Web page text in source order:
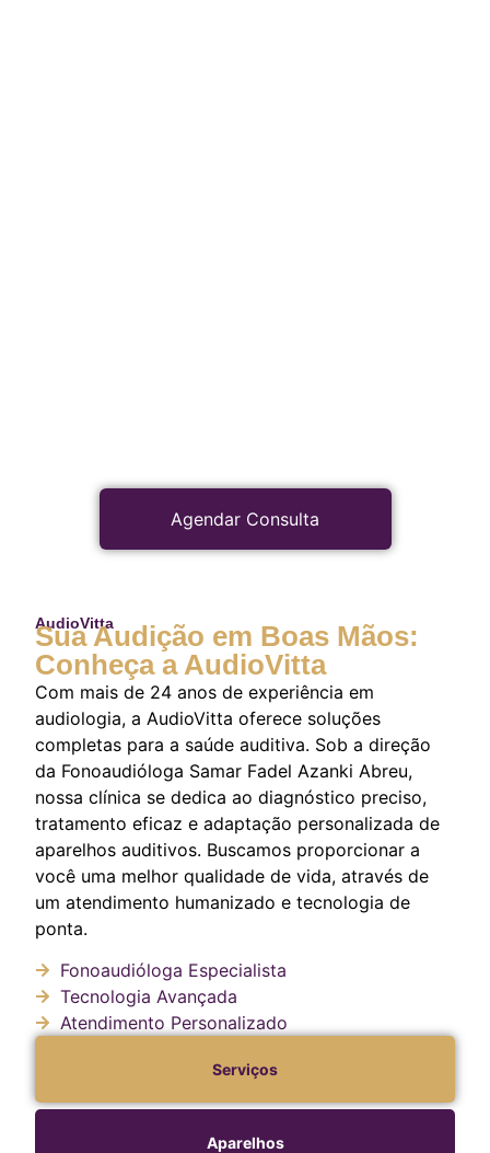
Agendar Consulta
AudioVitta
Sua Audição em Boas Mãos:
Conheça a AudioVitta
Com mais de 24 anos de experiência em
audiologia, a AudioVitta oferece soluções
completas para a saúde auditiva. Sob a direção
da Fonoaudióloga Samar Fadel Azanki Abreu,
nossa clínica se dedica ao diagnóstico preciso,
tratamento eficaz e adaptação personalizada de
aparelhos auditivos. Buscamos proporcionar a
você uma melhor qualidade de vida, através de
um atendimento humanizado e tecnologia de
ponta.
Fonoaudióloga Especialista
Tecnologia Avançada
Atendimento Personalizado
Serviços
Aparelhos